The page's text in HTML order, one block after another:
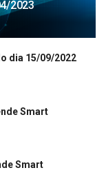
2023
dia 15/09/2022
Smart
Smart